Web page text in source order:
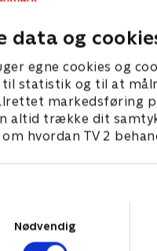
data og
egne cookies og
til statistik og til at
markedsføring
altid trække dit
hvordan TV 2
Nødvendig